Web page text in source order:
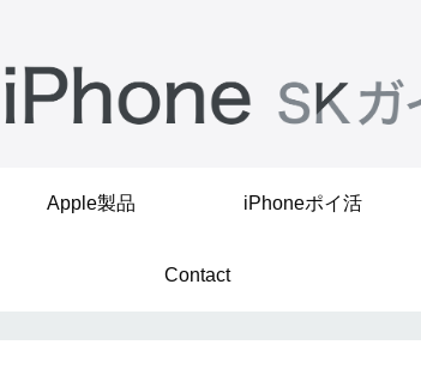
Apple製品 iPhoneポイ活
Contact